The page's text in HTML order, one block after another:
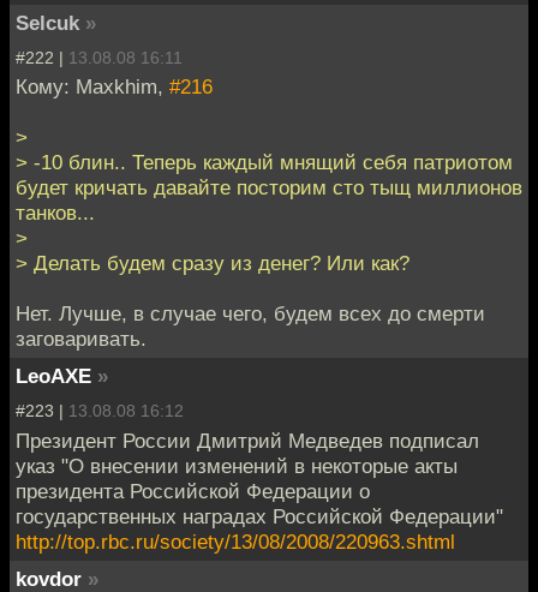
Selcuk »
#222 | 13.08.08 16:11
Кому: Maxkhim, #216
>
> -10 блин.. Теперь каждый мнящий себя патриотом
будет кричать давайте посторим сто тыщ миллионов
танков...
>
> Делать будем сразу из денег? Или как?
Нет. Лучше, в случае чего, будем всех до смерти
заговаривать.
LeoAXE »
#223 | 13.08.08 16:12
Президент России Дмитрий Медведев подписал
указ "О внесении изменений в некоторые акты
президента Российской Федерации о
государственных наградах Российской Федерации"
http://top.rbc.ru/society/13/08/2008/220963.shtml
kovdor »